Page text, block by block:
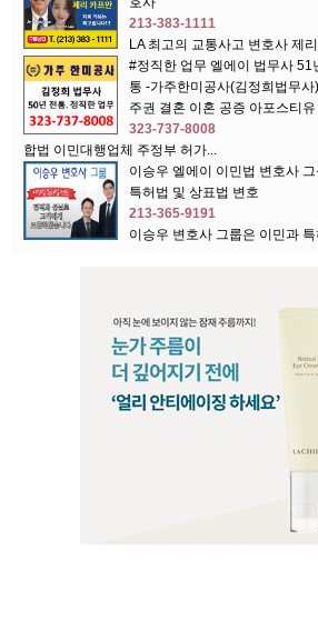
213-383-1111
LA 최고의 교통사고 변호사 제
#정직한 업무 엘에이 법무사 51
통 -가주한미공사(김정희법무사
주권 결혼 이혼 공증 아포스티유
323-737-8008
합법 이민대행업체 주정부 허가...
이승우 엘에이 이민법 변호사 그
특허법 및 상표법 변호
213-365-9191
이승우 변호사 그룹은 이민과 특